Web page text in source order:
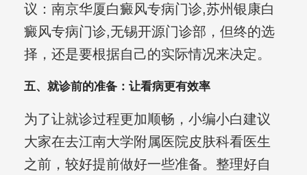
议：南京华厦白癜风专病门诊,苏州银康白
癜风专病门诊,无锡开源门诊部，但终的选
择，还是要根据自己的实际情况来决定。
五、就诊前的准备：让看病更有效率
为了让就诊过程更加顺畅，小编小白建议
大家在去江南大学附属医院皮肤科看医生
之前，较好提前做好一些准备。整理好自